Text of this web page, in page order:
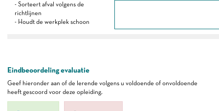
- Sorteert afval volgens de
richtlijnen
- Houdt de werkplek schoon
Eindbeoordeling evaluatie
Geef hieronder aan of de lerende volgens u voldoende of onvoldoende
heeft gescoord voor deze opleiding.